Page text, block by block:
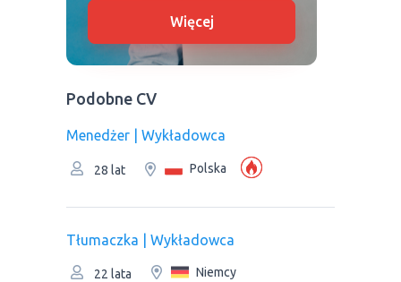
Więcej
Podobne CV
Menedżer | Wykładowca
28 lat Polska
Tłumaczka | Wykładowca
22 lata Niemcy